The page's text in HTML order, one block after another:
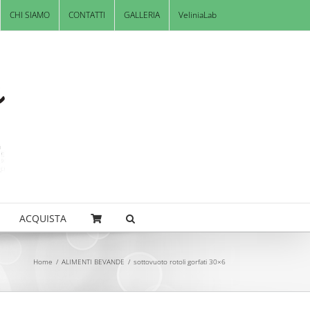
CHI SIAMO CONTATTI GALLERIA VeliniaLab
ACQUISTA
Home / ALIMENTI BEVANDE / sottovuoto rotoli gorfati 30×6